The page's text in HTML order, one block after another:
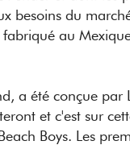
besoins du
au
a été conçue par
et c'est sur
Boys. Les